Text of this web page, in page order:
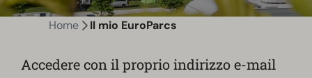
Home Il mio EuroParcs
Accedere con il proprio indirizzo e-mail